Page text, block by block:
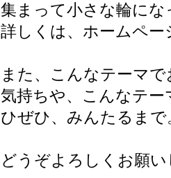
集まって小さな輪に
詳しくは、ホームペ
また、こんなテーマ
気持ちや、こんなテ
ひぜひ、みんたるまで
どうぞよろしくお願